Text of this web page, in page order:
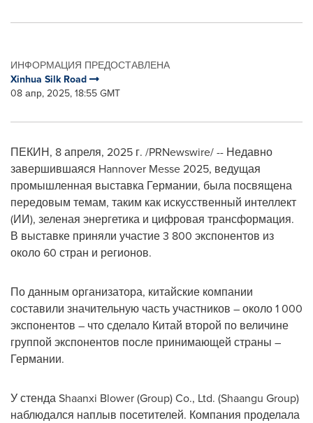
ИНФОРМАЦИЯ ПРЕДОСТАВЛЕНА
Xinhua Silk Road
08 апр, 2025, 18:55 GMT
ПЕКИН, 8 апреля, 2025 г. /PRNewswire/ -- Недавно
завершившаяся Hannover Messe 2025, ведущая
промышленная выставка Германии, была посвящена
передовым темам, таким как искусственный интеллект
(ИИ), зеленая энергетика и цифровая трансформация.
В выставке приняли участие 3 800 экспонентов из
около 60 стран и регионов.
По данным организатора, китайские компании
составили значительную часть участников – около 1 000
экспонентов – что сделало Китай второй по величине
группой экспонентов после принимающей страны –
Германии.
У стенда Shaanxi Blower (Group) Co., Ltd. (Shaangu Group)
наблюдался наплыв посетителей. Компания проделала